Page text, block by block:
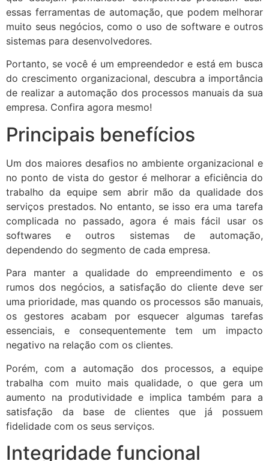
essas ferramentas de automação, que podem melhorar
muito seus negócios, como o uso de software e outros
sistemas para desenvolvedores.
Portanto, se você é um empreendedor e está em busca
do crescimento organizacional, descubra a importância
de realizar a automação dos processos manuais da sua
empresa. Confira agora mesmo!
Principais benefícios
Um dos maiores desafios no ambiente organizacional e
no ponto de vista do gestor é melhorar a eficiência do
trabalho da equipe sem abrir mão da qualidade dos
serviços prestados. No entanto, se isso era uma tarefa
complicada no passado, agora é mais fácil usar os
softwares e outros sistemas de automação,
dependendo do segmento de cada empresa.
Para manter a qualidade do empreendimento e os
rumos dos negócios, a satisfação do cliente deve ser
uma prioridade, mas quando os processos são manuais,
os gestores acabam por esquecer algumas tarefas
essenciais, e consequentemente tem um impacto
negativo na relação com os clientes.
Porém, com a automação dos processos, a equipe
trabalha com muito mais qualidade, o que gera um
aumento na produtividade e implica também para a
satisfação da base de clientes que já possuem
fidelidade com os seus serviços.
Integridade funcional